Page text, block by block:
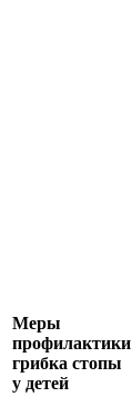
Меры
профилактики
грибка стопы
у детей